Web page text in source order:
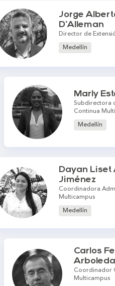
Jorge
D'Alleman
Director de
Medellín
Marly
Subdirectora
Continua
Medellín
Dayan Liset
Jiménez
Coordinadora
Multicampus
Medellín
Carlos
Coordinador
Multicampus